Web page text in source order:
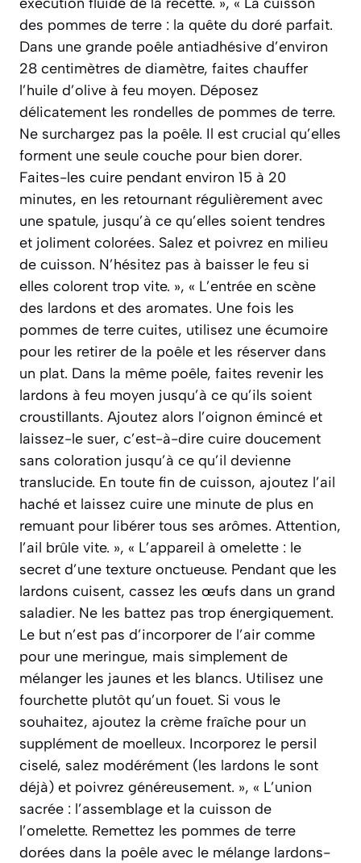
des pommes de terre : la quête du doré parfait.
Dans une grande poêle antiadhésive d’environ
28 centimètres de diamètre, faites chauffer
l’huile d’olive à feu moyen. Déposez
délicatement les rondelles de pommes de terre.
Ne surchargez pas la poêle. Il est crucial qu’elles
forment une seule couche pour bien dorer.
Faites-les cuire pendant environ 15 à 20
minutes, en les retournant régulièrement avec
une spatule, jusqu’à ce qu’elles soient tendres
et joliment colorées. Salez et poivrez en milieu
de cuisson. N’hésitez pas à baisser le feu si
elles colorent trop vite. », « L’entrée en scène
des lardons et des aromates. Une fois les
pommes de terre cuites, utilisez une écumoire
pour les retirer de la poêle et les réserver dans
un plat. Dans la même poêle, faites revenir les
lardons à feu moyen jusqu’à ce qu’ils soient
croustillants. Ajoutez alors l’oignon émincé et
laissez-le suer, c’est-à-dire cuire doucement
sans coloration jusqu’à ce qu’il devienne
translucide. En toute fin de cuisson, ajoutez l’ail
haché et laissez cuire une minute de plus en
remuant pour libérer tous ses arômes. Attention,
l’ail brûle vite. », « L’appareil à omelette : le
secret d’une texture onctueuse. Pendant que les
lardons cuisent, cassez les œufs dans un grand
saladier. Ne les battez pas trop énergiquement.
Le but n’est pas d’incorporer de l’air comme
pour une meringue, mais simplement de
mélanger les jaunes et les blancs. Utilisez une
fourchette plutôt qu’un fouet. Si vous le
souhaitez, ajoutez la crème fraîche pour un
supplément de moelleux. Incorporez le persil
ciselé, salez modérément (les lardons le sont
déjà) et poivrez généreusement. », « L’union
sacrée : l’assemblage et la cuisson de
l’omelette. Remettez les pommes de terre
dorées dans la poêle avec le mélange lardons-